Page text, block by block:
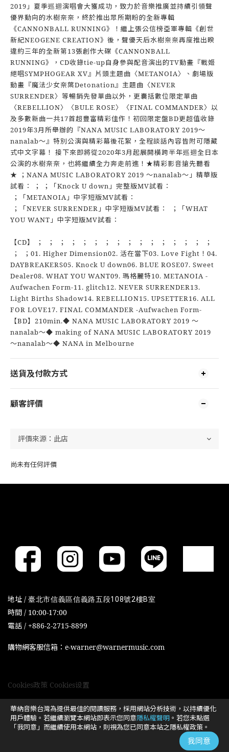
2019」夏季巡迴演唱會大獲成功，致力於音樂推廣並持續引領聲
優界動向的水樹奈奈，終於推出眾所期盼的全新專輯
《CANNONBALL RUNNING》！繼上張公信榜亞軍專輯《創世
新紀NEOGENE CREATION》後，聲優天后水樹奈奈再度推出睽
違約三年的全新第13張創作大碟《CANNONBALL
RUNNING》，CD收錄tie-up自身參與配音演出的TV動畫『戰姬
絕唱SYMPHOGEAR XV』片頭主題曲〈METANOIA〉、劇場版
動畫『魔法少女奈葉Detonation』主題曲〈NEVER
SURRENDER〉等暢銷先發單曲以外，更囊括數位限定單曲
〈REBELLION〉〈BULE ROSE〉〈FINAL COMMANDER〉以
及多數新曲一共17首超豐富精彩佳作！初回限定盤BD更超值收錄
2019年3月所舉辦的『NANA MUSIC LABORATORY 2019～
nanalab～』特別公演與精彩幕後花絮，全程談話內容皆附可隱藏
式中文字幕！ 接下來即將從2020年3月起展開橫跨半年巡迴全日本
公演的水樹奈奈，也將繼續全力奔走前進！★精彩影音搶先聽看
★ ；NANA MUSIC LABORATORY 2019 ～nanalab～」精華版
試看： ； ；「Knock U down」完整版MV試看：
；「METANOIA」中字短版MV試看：
；「NEVER SURRENDER」中字短版MV試看： ；「WHAT
YOU WANT」中字短版MV試看：
【CD】 ； ； ； ； ； ； ； ； ； ； ； ； ； ； ； ；
； ；01. Higher Dimension02. 活在當下03. Love Fight！04.
DAYBREAKERS05. Knock U down06. BLUE ROSE07. Sweet
Dealer08. WHAT YOU WANT09. 瑪格麗特10. METANOIA -
Aufwachen Form-11. glitch12. NEVER SURRENDER13.
Light Births Shadow14. REBELLION15. UPSETTER16. ALL
FOR LOVE17. FINAL COMMANDER -Aufwachen Form-
【BD】210min.◆ NANA MUSIC LABORATORY 2019 ～
nanalab～◆ making of NANA MUSIC LABORATORY 2019
～nanalab～◆ NANA in Melbourne
送貨及付款方式
顧客評價
尚未有任何評價
地址 / 臺北市信義區信義路五段108號2樓B室
時間 / 10:00-17:00
電話 / +886-2-2715-8899
購物網客服信箱：e-warner@warnermusic.com
Cookies政策 Cookies设置
華納音樂台灣為提供最佳的閱讀服務，採用網站分析技術，以持續優化
用戶體驗。若繼續瀏覽本網站即表示您同意隱私權聲明 。若您未點選
「我同意」而繼續使用本網站，則視為您已同意本站之隱私權政策。
我同意